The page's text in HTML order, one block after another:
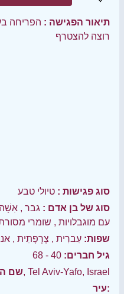
תיאור הפגישה :
רוצה להצטרף
סוג פגישות : טיולי טבע
סוג של בן אדם : גבר , אִשָׁה
עם מוגבלויות , שומרי
שפות: עִברִית , צָרְפָתִית ,
גיל חברים: 40 - 68
שםאוסישקין, Tel Aviv-Yafo, Israel
עיר: